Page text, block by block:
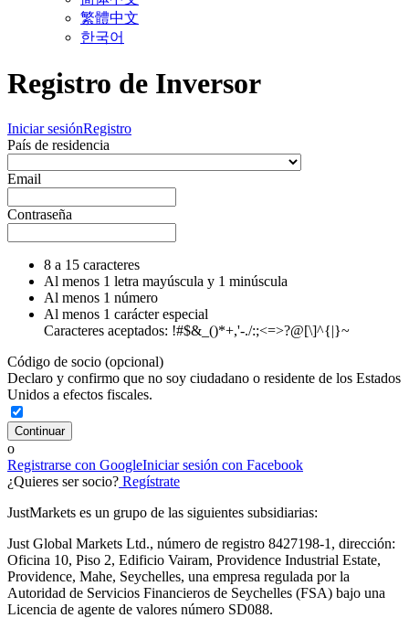
繁體中文
한국어
Registro de Inversor
Iniciar sesiónRegistro
País de residencia
Email
Contraseña
8 a 15 caracteres
Al menos 1 letra mayúscula y 1 minúscula
Al menos 1 número
Al menos 1 carácter especial
Caracteres aceptados: !#$&_()*+,'-./:;<=>?@[\]^{|}~
Código de socio (opcional)
Declaro y confirmo que no soy ciudadano o residente de los Estados
Unidos a efectos fiscales.
o
Registrarse con GoogleIniciar sesión con Facebook
¿Quieres ser socio? Regístrate
JustMarkets es un grupo de las siguientes subsidiarias:
Just Global Markets Ltd., número de registro 8427198-1, dirección:
Oficina 10, Piso 2, Edificio Vairam, Providence Industrial Estate,
Providence, Mahe, Seychelles, una empresa regulada por la
Autoridad de Servicios Financieros de Seychelles (FSA) bajo una
Licencia de agente de valores número SD088.